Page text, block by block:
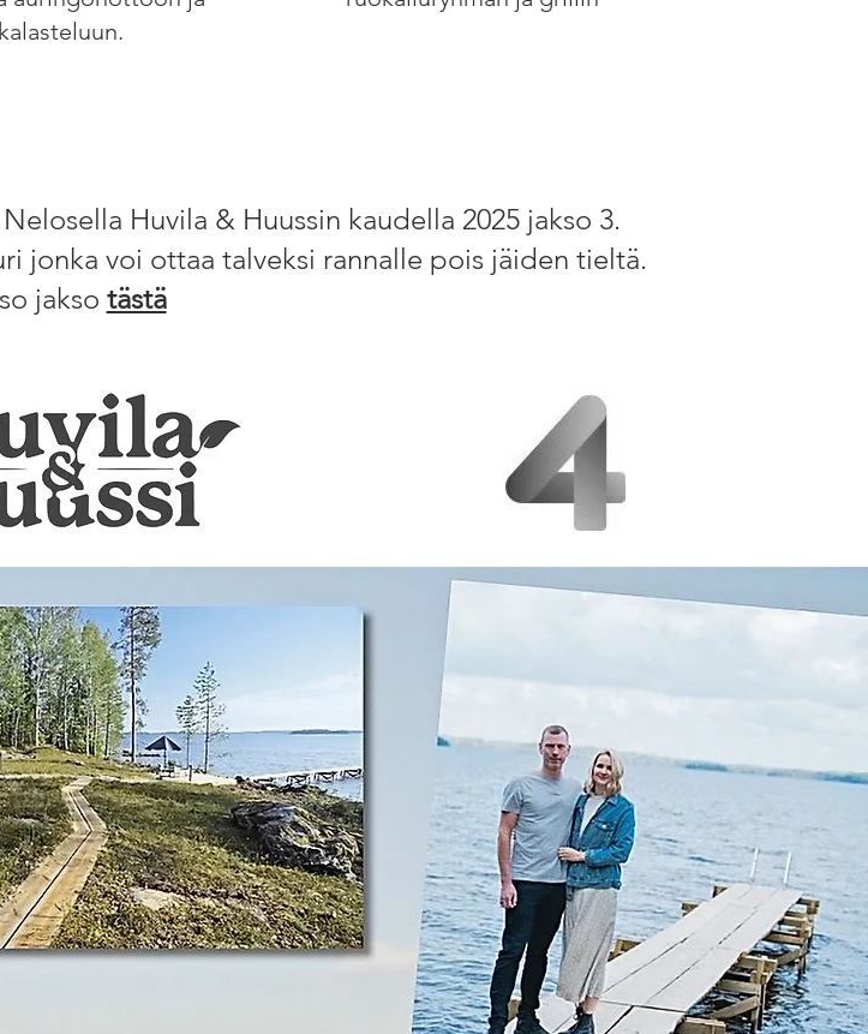
kalasteluun.
Huvila & Huussin kaudella 2025 jakso 3.
jonka voi ottaa talveksi rannalle pois jäiden tieltä.
jakso tästä